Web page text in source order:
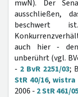
mwN). Der
ausschließen,
beschwert
auch hier -
unberührt (vgl.
- 2 BvR 2251/03;
StR 40/16,wistra
2006 - 2 StR 461/